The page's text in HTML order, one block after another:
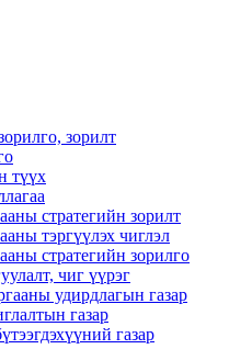
зорилт
түүх
стратегийн зорилт
тэргүүлэх чиглэл
стратегийн зорилго
чиг үүрэг
удирдлагын газар
газар
газар